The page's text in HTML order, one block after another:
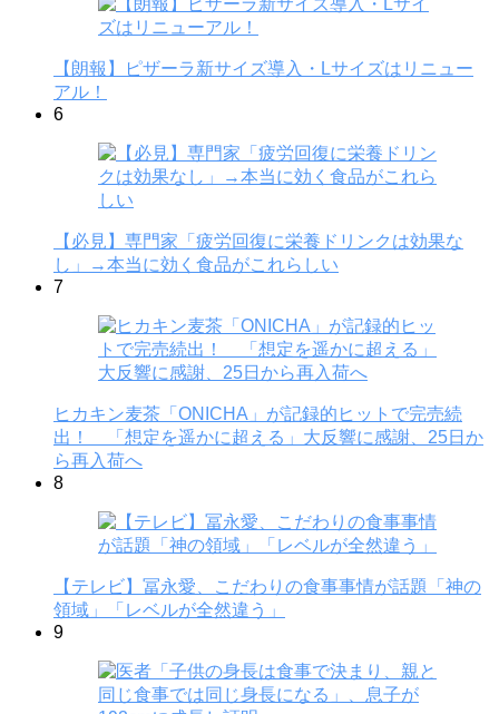
【朗報】ピザーラ新サイズ導入・Lサイズはリニュー
アル！
6
【必見】専門家「疲労回復に栄養ドリンクは効果な
し」→本当に効く食品がこれらしい
7
ヒカキン麦茶「ONICHA」が記録的ヒットで完売続
出！ 「想定を遥かに超える」大反響に感謝、25日か
ら再入荷へ
8
【テレビ】冨永愛、こだわりの食事事情が話題「神の
領域」「レベルが全然違う」
9